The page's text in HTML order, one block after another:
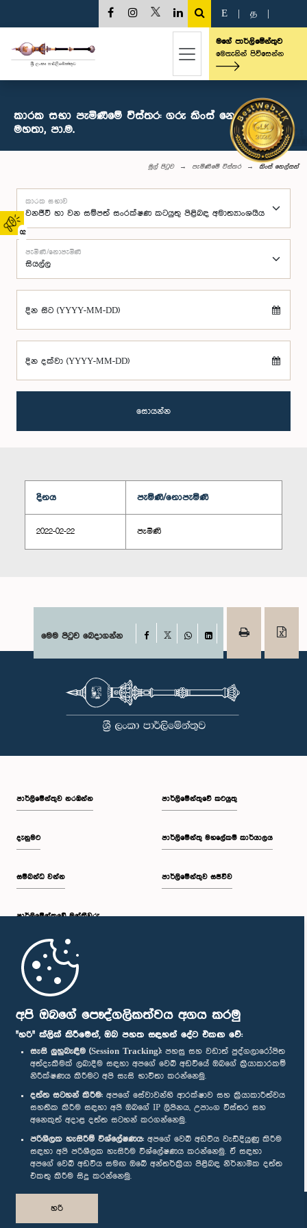
අපි ඔබගේ පෞද්ගලිකත්වය අගය කරමු
"හරි" ක්ලික් කිරීමෙන්, ඔබ පහත සඳහන් දේට එකඟ වේ:
සැසි ලුහුබැඳීම (Session Tracking): පහසු සහ වඩාත් පුද්ගලාරෝපිත
අත්දැකීමක් ලබාදීම සඳහා අපගේ වෙබ් අඩවියේ ඔබගේ ක්‍රියාකාරකම්
නිරීක්ෂණය කිරීමට අපි සැසි භාවිතා කරන්නෙමු.
දත්ත සටහන් කිරීම: අපගේ සේවාවන්හි ආරක්ෂාව සහ ක්‍රියාකාරීත්වය
සහතික කිරීම සඳහා අපි ඔබගේ IP ලිපිනය, උපාංග විස්තර සහ
අනෙකුත් අදාළ දත්ත සටහන් කරගන්නෙමු.
පරිශීලක හැසිරීම් විශ්ලේෂණය: අපගේ වෙබ් අඩවිය වැඩිදියුණු කිරීම
සඳහා අපි පරිශීලක හැසිරීම විශ්ලේෂණය කරන්නෙමු. ඒ සඳහා
අපගේ වෙබ් අඩවිය සමඟ ඔබේ අන්තර්ක්‍රියා පිළිබඳ නිර්නාමික දත්ත
එකතු කිරීම සිදු කරන්නෙමු.
හරි
02
E த
මගේ පාර්ලිමේන්තුව
මෙතැනින් පිවිසෙන්න
කාරක සභා පැමිණීමේ විස්තර: ගරු කිංස් නෙල්සන්
මහතා, පා.ම.
මුල් පිටුව පැමිණීමේ විස්තර කිංස් නෙල්සන්
කාරක සභාව
පැමිණි/නොපැමිණි
දින සිට (YYYY-MM-DD)
දින දක්වා (YYYY-MM-DD)
සොයන්න
දිනය පැමිණි/නොපැමිණි
2022-02-22 පැමිණි
මෙම පිටුව බෙදාගන්න Facebook
WhatsAppLinkedIn
පාර්ලි‌මේන්තුව නරඹන්න
දැනුමට
සම්බන්ධ වන්න
පාර්ලි‌මේන්තුවේ මන්ත්‍රීවරු
මුල් පිටුව
පාර්ලිමේන්තුවේ කටයුතු
පාර්ලිමේන්තු මහලේකම් කාර්යාලය
පාර්ලිමේන්තුව සජීවීව
පාර්ලිමේන්තු ජංගම යෙදුම
අප හා සම්බන්ධ වී සිටින්න :
සම්මාන
පෞද්ගලිකත්ව ප්‍රතිපත්තිය